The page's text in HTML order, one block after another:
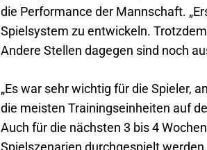
die Performance der Mannschaft.
Spielsystem zu entwickeln.
Andere Stellen dagegen sind noch
„Es war sehr wichtig für die Spieler,
die meisten Trainingseinheiten auf
Auch für die nächsten 3 bis 4
Spielszenarien durchgespielt werden.